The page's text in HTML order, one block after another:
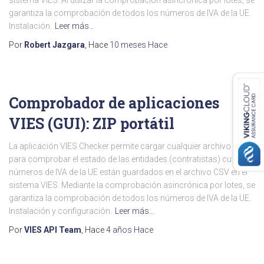
garantiza la comprobación de todos los números de IVA de la UE.
Instalación.
Leer más…
Por Robert Jazgara , Hace 10 meses Hace
Comprobador de aplicaciones
VIES (GUI): ZIP portátil
La aplicación VIES Checker permite cargar cualquier archivo CSV
para comprobar el estado de las entidades (contratistas) cuyos
números de IVA de la UE están guardados en el archivo CSV en el
sistema VIES. Mediante la comprobación asincrónica por lotes, se
garantiza la comprobación de todos los números de IVA de la UE.
Instalación y configuración.
Leer más…
PorVIES API Team , Hace4 años Hace